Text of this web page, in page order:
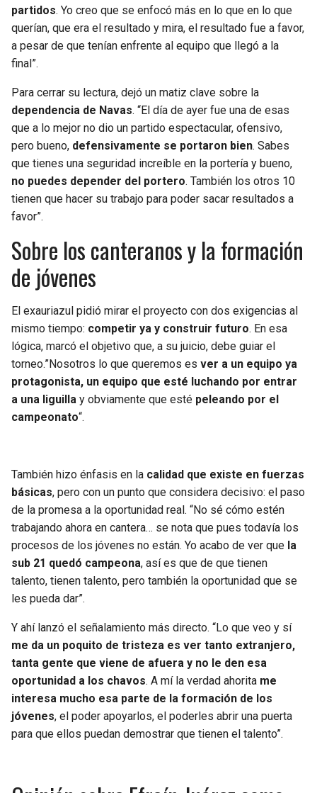
partidos. Yo creo que se enfocó más en lo que en lo que
querían, que era el resultado y mira, el resultado fue a favor,
a pesar de que tenían enfrente al equipo que llegó a la
final”.
Para cerrar su lectura, dejó un matiz clave sobre la
dependencia de Navas. “El día de ayer fue una de esas
que a lo mejor no dio un partido espectacular, ofensivo,
pero bueno, defensivamente se portaron bien. Sabes
que tienes una seguridad increíble en la portería y bueno,
no puedes depender del portero. También los otros 10
tienen que hacer su trabajo para poder sacar resultados a
favor”.
Sobre los canteranos y la formación
de jóvenes
El exauriazul pidió mirar el proyecto con dos exigencias al
mismo tiempo: competir ya y construir futuro. En esa
lógica, marcó el objetivo que, a su juicio, debe guiar el
torneo.”Nosotros lo que queremos es ver a un equipo ya
protagonista, un equipo que esté luchando por entrar
a una liguilla y obviamente que esté peleando por el
campeonato“.
También hizo énfasis en la calidad que existe en fuerzas
básicas, pero con un punto que considera decisivo: el paso
de la promesa a la oportunidad real. “No sé cómo estén
trabajando ahora en cantera… se nota que pues todavía los
procesos de los jóvenes no están. Yo acabo de ver que la
sub 21 quedó campeona, así es que de que tienen
talento, tienen talento, pero también la oportunidad que se
les pueda dar”.
Y ahí lanzó el señalamiento más directo. “Lo que veo y sí
me da un poquito de tristeza es ver tanto extranjero,
tanta gente que viene de afuera y no le den esa
oportunidad a los chavos. A mí la verdad ahorita me
interesa mucho esa parte de la formación de los
jóvenes, el poder apoyarlos, el poderles abrir una puerta
para que ellos puedan demostrar que tienen el talento”.